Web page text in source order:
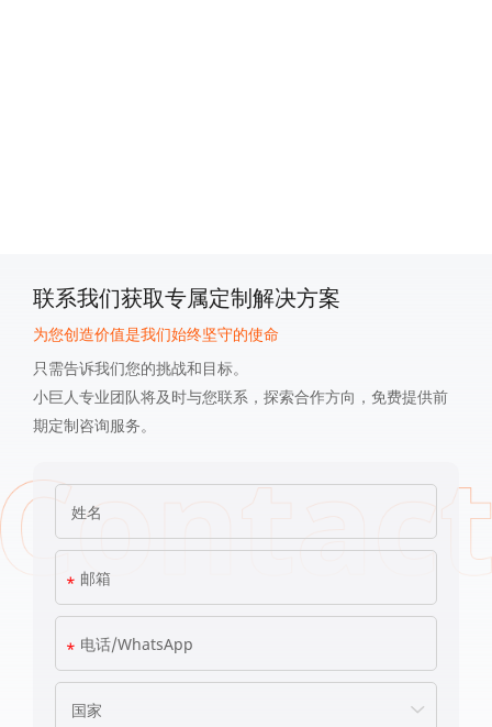
联系我们获取专属定制解决方案
为您创造价值是我们始终坚守的使命
只需告诉我们您的挑战和目标。
小巨人专业团队将及时与您联系，探索合作方向，免费提供前
期定制咨询服务。